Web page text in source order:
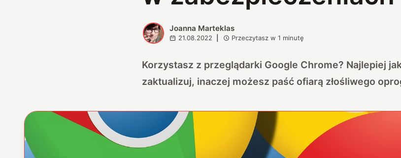
J Joanna Marteklas
21.08.2022 Przeczytasz w1 minutę
Korzystasz z przeglądarki Google Chrome? Najlepiej
zaktualizuj, inaczej możesz paść ofiarą złośliwego